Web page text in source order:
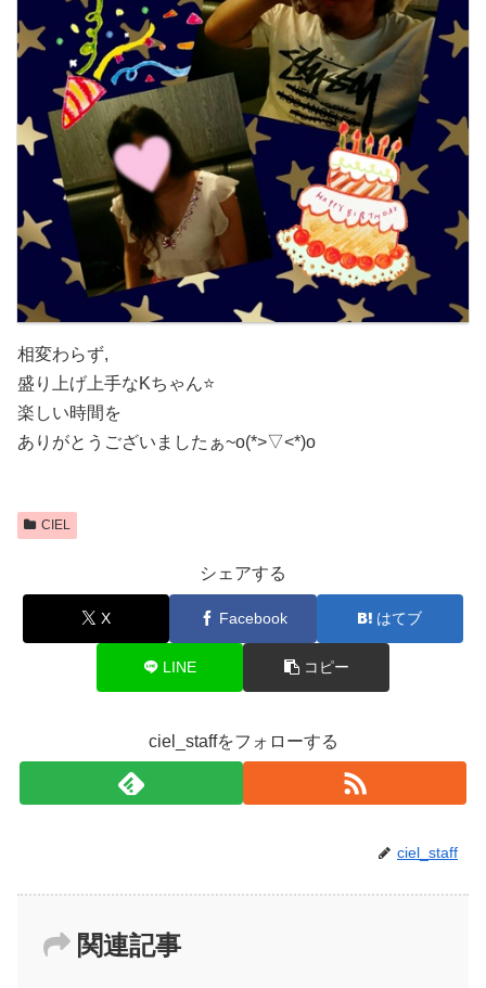
相変わらず,
盛り上げ上手なKちゃん⭐
楽しい時間を
ありがとうございましたぁ~o(*>▽<*)o
CIEL
シェアする
X Facebook はてブ
LINE コピー
ciel_staffをフォローする
ciel_staff
関連記事